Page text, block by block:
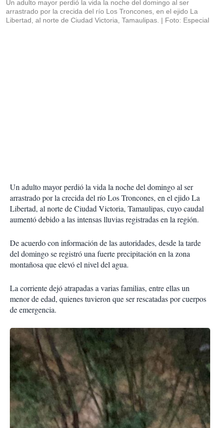
Un adulto mayor perdió la vida la noche del domingo al ser
arrastrado por la crecida del río Los Troncones, en el ejido La
Libertad, al norte de Ciudad Victoria, Tamaulipas.
Foto: Especial
Un adulto mayor perdió la vida la noche del domingo al ser
arrastrado por la crecida del río Los Troncones, en el ejido La
Libertad, al norte de Ciudad Victoria, Tamaulipas, cuyo caudal
aumentó debido a las intensas lluvias registradas en la región.
De acuerdo con información de las autoridades, desde la tarde
del domingo se registró una fuerte precipitación en la zona
montañosa que elevó el nivel del agua.
La corriente dejó atrapadas a varias familias, entre ellas un
menor de edad, quienes tuvieron que ser rescatadas por cuerpos
de emergencia.